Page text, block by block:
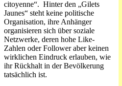
citoyenne“. Hinter den „Gilets
Jaunes“ steht keine politische
Organisation, ihre Anhänger
organisieren sich über soziale
Netzwerke, deren hohe Like-
Zahlen oder Follower aber keinen
wirklichen Eindruck erlauben, wie
ihr Rückhalt in der Bevölkerung
tatsächlich ist.